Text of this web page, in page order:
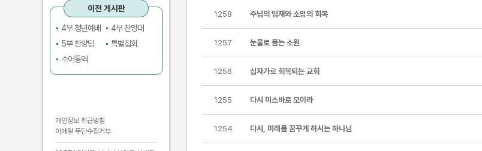
이전 게시판
4부 청년예배
4부 찬양대
5부 찬양팀
특별집회
수어통역
개인정보 취급방침
이메일 무단수집거부
1258 주님의 임재와 소망의 회복
1257 눈물로 품는 소원
1256 십자가로 회복되는 교회
1255 다시 미스바로 모이라
1254 다시, 미래를 꿈꾸게 하시는 하나님